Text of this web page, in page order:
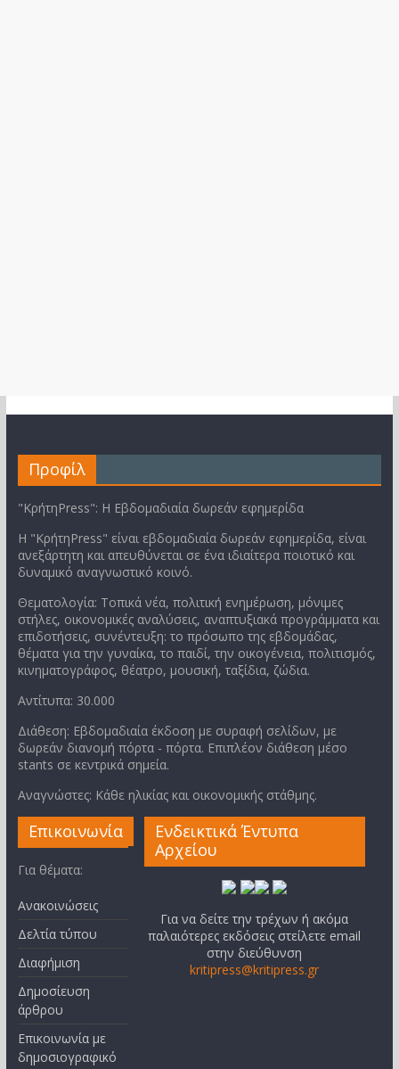
Προφίλ
"ΚρήτηPress": Η Εβδομαδιαία δωρεάν εφημερίδα
Η "ΚρήτηPress" είναι εβδομαδιαία δωρεάν εφημερίδα, είναι
ανεξάρτητη και απευθύνεται σε ένα ιδιαίτερα ποιοτικό και
δυναμικό αναγνωστικό κοινό.
Θεματολογία: Τοπικά νέα, πολιτική ενημέρωση, μόνιμες
στήλες, οικονομικές αναλύσεις, αναπτυξιακά προγράμματα και
επιδοτήσεις, συνέντευξη: το πρόσωπο της εβδομάδας,
θέματα για την γυναίκα, το παιδί, την οικογένεια, πολιτισμός,
κινηματογράφος, θέατρο, μουσική, ταξίδια, ζώδια.
Αντίτυπα: 30.000
Διάθεση: Εβδομαδιαία έκδοση με συραφή σελίδων, με
δωρεάν διανομή πόρτα - πόρτα. Επιπλέον διάθεση μέσο
stants σε κεντρικά σημεία.
Αναγνώστες: Κάθε ηλικίας και οικονομικής στάθμης.
Επικοινωνία
Για θέματα:
Ανακοινώσεις
Δελτία τύπου
Διαφήμιση
Δημοσίευση
άρθρου
Επικοινωνία με
δημοσιογραφικό
Ενδεικτικά Έντυπα
Αρχείου
Για να δείτε την τρέχων ή ακόμα
παλαιότερες εκδόσεις στείλετε email
στην διεύθυνση
kritipress@kritipress.gr